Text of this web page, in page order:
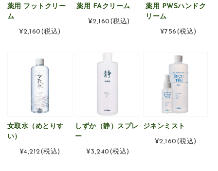
薬用 フットクリー
ム
¥2,160 (税込)
薬用 FAクリーム
¥2,160 (税込)
薬用 PWSハンドク
リーム
¥756 (税込)
女取水（めとりす
い）
¥4,212(税込)
しずか（静）スプレ
ー
¥3,240 (税込)
ジネンミスト
¥2,160 (税込)